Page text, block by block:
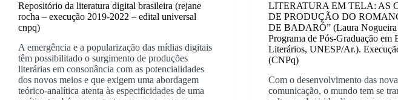
Repositório da literatura digital brasileira (rejane
rocha – execução 2019-2022 – edital universal
cnpq)
A emergência e a popularização das mídias digitais
têm possibilitado o surgimento de produções
literárias em consonância com as potencialidades
dos novos meios e que exigem uma abordagem
teórico-analítica atenta às especificidades de uma
LITERATURA EM TELA: AS
DE PRODUÇÃO DO
DE BADARÓ” (Laura Nogueira
Programa de Pós-Graduação em
Literários, UNESP/Ar.).
(CNPq)
Com o desenvolvimento das
comunicação, o mundo tem se